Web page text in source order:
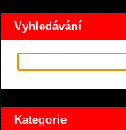
Vyhledávání
Kategorie